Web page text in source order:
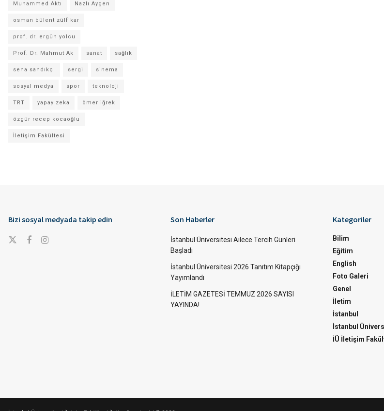
Muhammed Aktı Nazlı Aygen
osman bülent zülfikar
prof. dr. ergün yolcu
Prof. Dr. Mahmut Ak sanat sağlık
sena sandıkçı sergi sinema
sosyal medya spor teknoloji
TRT yapay zeka ömer iğrek
özgür recep kocaoğlu
İletişim Fakültesi
Bizi sosyal medyada takip edin Son Haberler
İstanbul Üniversitesi Ailece Tercih Günleri
Başladı
İstanbul Üniversitesi 2026 Tanıtım Kitapçığı
Yayımlandı
İLETİM GAZETESİ TEMMUZ 2026 SAYISI
YAYINDA!
Kategoriler
Bilim
Eğitim
English
Foto Galeri
Genel
İletim
İstanbul
İstanbul
İÜ İletişim